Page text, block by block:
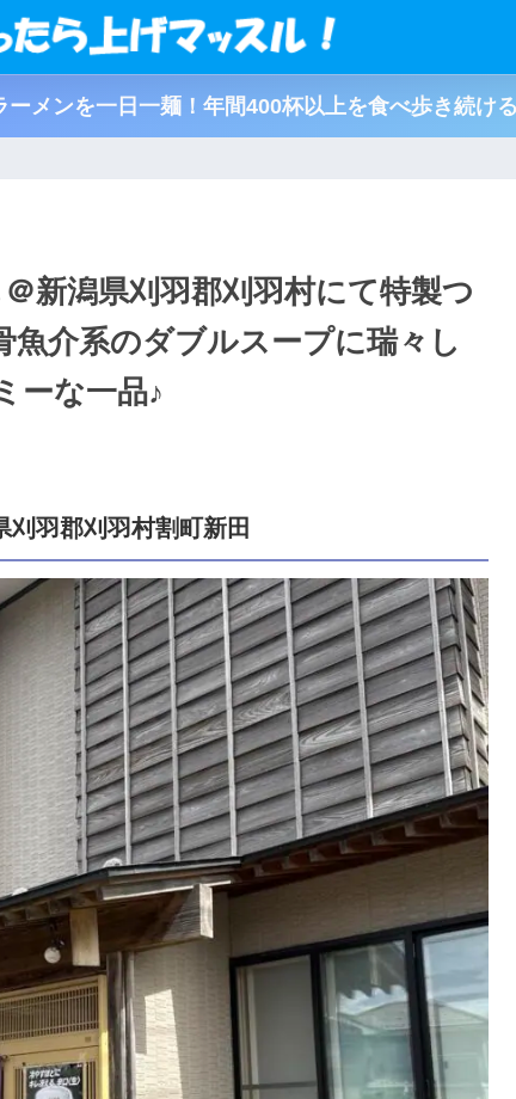
ーメンを一日一麺！年間400杯以上を食べ歩き続け
新潟県刈羽郡刈羽村にて特製つ
魚介系のダブルスープに瑞々し
ーな一品♪
刈羽郡刈羽村割町新田